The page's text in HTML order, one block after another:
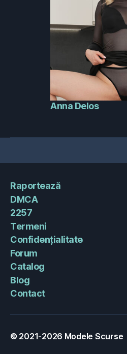
Anna Delos
Raportează
DMCA
2257
Termeni
Confidențialitate
Forum
Catalog
Blog
Contact
© 2021-2026 Modele Scurse